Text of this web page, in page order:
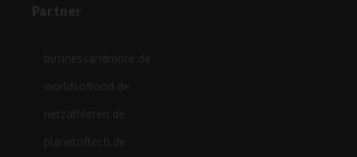
Partner
businessandmore.de
worldsoffood.de
netzathleten.de
planetoftech.de